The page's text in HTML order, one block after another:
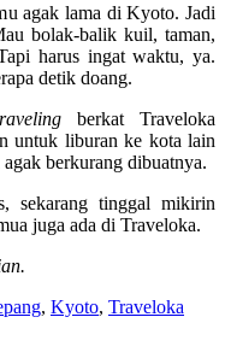
agak lama di Kyoto. Jadi
bolak-balik kuil, taman,
harus ingat waktu, ya.
detik doang.
berkat Traveloka
untuk liburan ke kota lain
berkurang dibuatnya.
sekarang tinggal mikirin
juga ada di Traveloka.
, Kyoto, Traveloka